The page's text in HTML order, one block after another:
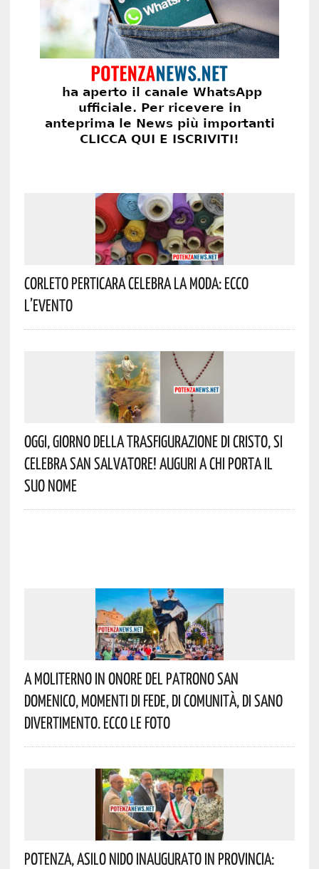
Corleto Perticara Celebra La Moda: Ecco
L’evento
Oggi, Giorno Della Trasfigurazione Di Cristo, Si
Celebra San Salvatore! Auguri A Chi Porta Il
Suo Nome
A Moliterno In Onore Del Patrono San
Domenico, Momenti Di Fede, Di Comunità, Di Sano
Divertimento. Ecco Le Foto
Potenza, Asilo Nido Inaugurato In Provincia: